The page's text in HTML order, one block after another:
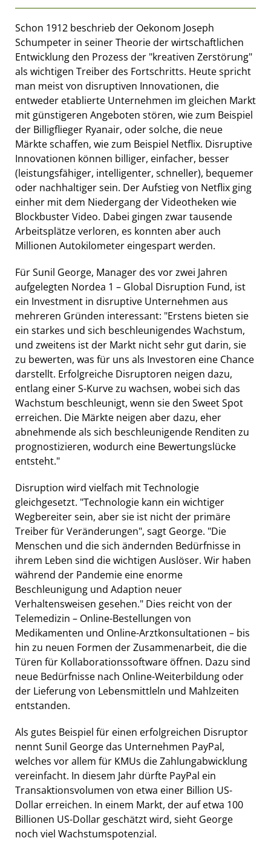
Schon 1912 beschrieb der Oekonom Joseph
Schumpeter in seiner Theorie der wirtschaftlichen
Entwicklung den Prozess der "kreativen Zerstörung"
als wichtigen Treiber des Fortschritts. Heute spricht
man meist von disruptiven Innovationen, die
entweder etablierte Unternehmen im gleichen Markt
mit günstigeren Angeboten stören, wie zum Beispiel
der Billigflieger Ryanair, oder solche, die neue
Märkte schaffen, wie zum Beispiel Netflix. Disruptive
Innovationen können billiger, einfacher, besser
(leistungsfähiger, intelligenter, schneller), bequemer
oder nachhaltiger sein. Der Aufstieg von Netflix ging
einher mit dem Niedergang der Videotheken wie
Blockbuster Video. Dabei gingen zwar tausende
Arbeitsplätze verloren, es konnten aber auch
Millionen Autokilometer eingespart werden.
Für Sunil George, Manager des vor zwei Jahren
aufgelegten Nordea 1 – Global Disruption Fund, ist
ein Investment in disruptive Unternehmen aus
mehreren Gründen interessant: "Erstens bieten sie
ein starkes und sich beschleunigendes Wachstum,
und zweitens ist der Markt nicht sehr gut darin, sie
zu bewerten, was für uns als Investoren eine Chance
darstellt. Erfolgreiche Disruptoren neigen dazu,
entlang einer S-Kurve zu wachsen, wobei sich das
Wachstum beschleunigt, wenn sie den Sweet Spot
erreichen. Die Märkte neigen aber dazu, eher
abnehmende als sich beschleunigende Renditen zu
prognostizieren, wodurch eine Bewertungslücke
entsteht."
Disruption wird vielfach mit Technologie
gleichgesetzt. "Technologie kann ein wichtiger
Wegbereiter sein, aber sie ist nicht der primäre
Treiber für Veränderungen", sagt George. "Die
Menschen und die sich ändernden Bedürfnisse in
ihrem Leben sind die wichtigen Auslöser. Wir haben
während der Pandemie eine enorme
Beschleunigung und Adaption neuer
Verhaltensweisen gesehen." Dies reicht von der
Telemedizin – Online-Bestellungen von
Medikamenten und Online-Arztkonsultationen – bis
hin zu neuen Formen der Zusammenarbeit, die die
Türen für Kollaborationssoftware öffnen. Dazu sind
neue Bedürfnisse nach Online-Weiterbildung oder
der Lieferung von Lebensmittleln und Mahlzeiten
entstanden.
Als gutes Beispiel für einen erfolgreichen Disruptor
nennt Sunil George das Unternehmen PayPal,
welches vor allem für KMUs die Zahlungabwicklung
vereinfacht. In diesem Jahr dürfte PayPal ein
Transaktionsvolumen von etwa einer Billion US-
Dollar erreichen. In einem Markt, der auf etwa 100
Billionen US-Dollar geschätzt wird, sieht George
noch viel Wachstumspotenzial.